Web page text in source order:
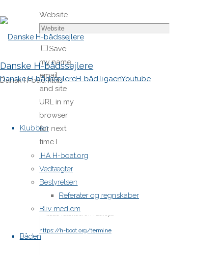
Danske H-bådssejlere
Dansk H-båd klub
Danske H-bådssejlereH-båd ligaenYoutube
Klubben
IHA H-boat.org
Vedtægter
Bestyrelsen
Referater og regnskaber
Bliv medlem
Båden
Website
Save
my name,
email,
and site
URL in my
browser
for next
time I
post a
comment.
H-båds kalenderen i Europa
https://h-boot.org/termine